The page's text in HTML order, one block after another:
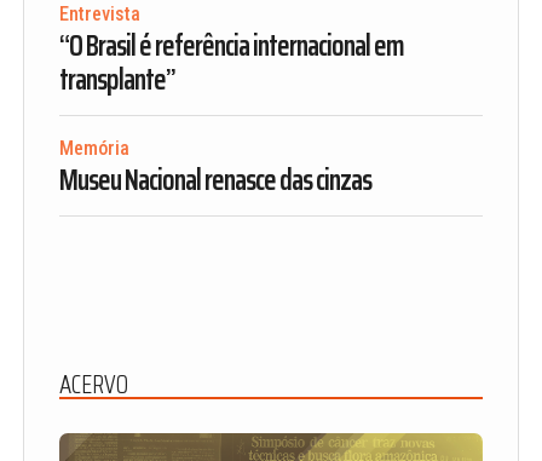
Entrevista
“O Brasil é referência internacional em
transplante”
Memória
Museu Nacional renasce das cinzas
ACERVO